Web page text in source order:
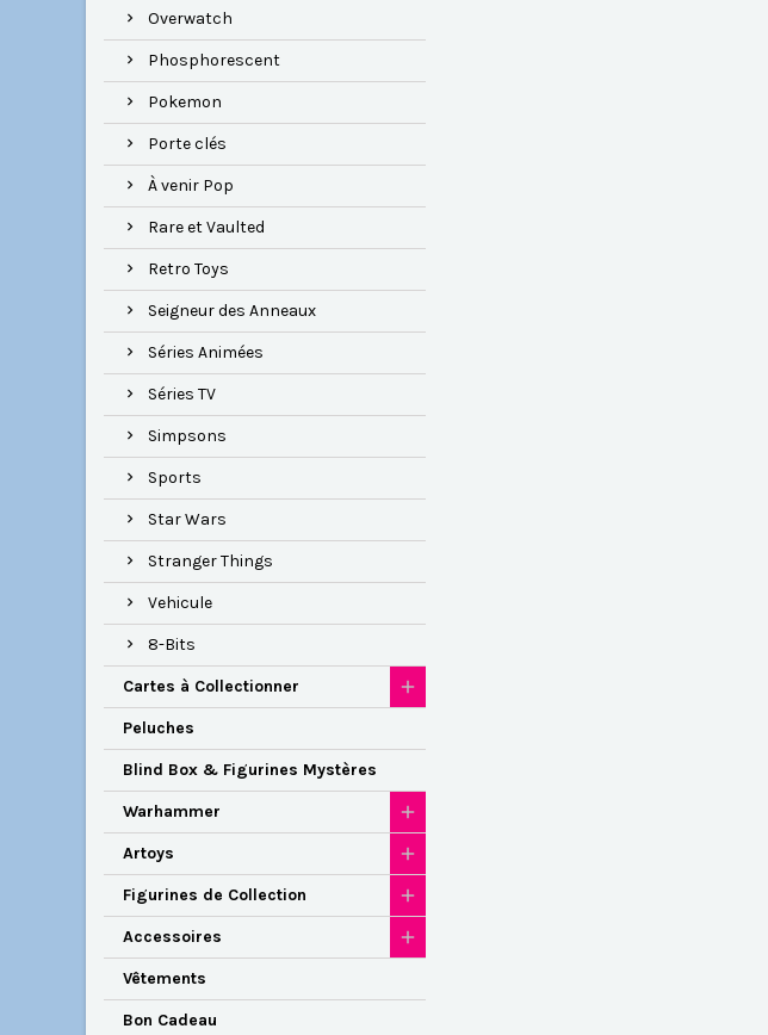
Overwatch
Phosphorescent
Pokemon
Porte clés
À venir Pop
Rare et Vaulted
Retro Toys
Seigneur des Anneaux
Séries Animées
Séries TV
Simpsons
Sports
Star Wars
Stranger Things
Vehicule
8-Bits
Cartes à Collectionner
Peluches
Blind Box & Figurines Mystères
Warhammer
Artoys
Figurines de Collection
Accessoires
Vêtements
Bon Cadeau